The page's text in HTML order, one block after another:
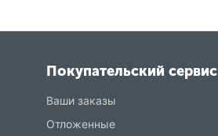
Покупательский сервис
Ваши заказы
Отложенные